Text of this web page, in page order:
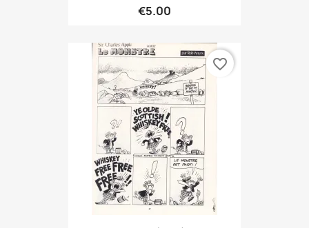
€5.00
favorite_border